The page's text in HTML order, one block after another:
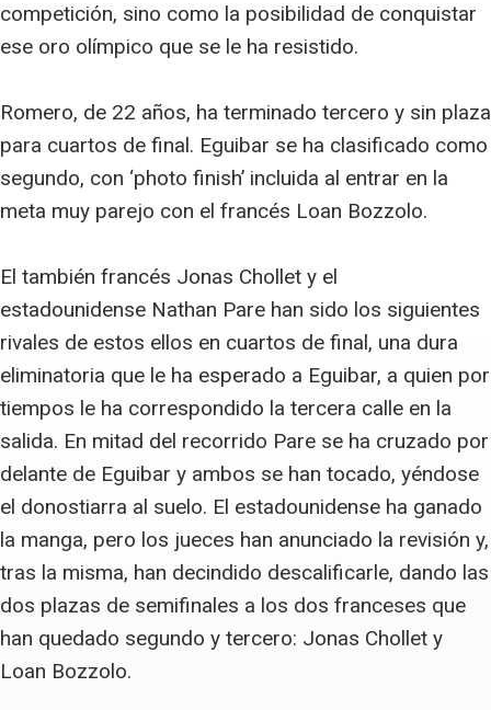
competición, sino como la posibilidad de conquistar
ese oro olímpico que se le ha resistido.
Romero, de 22 años, ha terminado tercero y sin plaza
para cuartos de final. Eguibar se ha clasificado como
segundo, con ‘photo finish’ incluida al entrar en la
meta muy parejo con el francés Loan Bozzolo.
El también francés Jonas Chollet y el
estadounidense Nathan Pare han sido los siguientes
rivales de estos ellos en cuartos de final, una dura
eliminatoria que le ha esperado a Eguibar, a quien por
tiempos le ha correspondido la tercera calle en la
salida. En mitad del recorrido Pare se ha cruzado por
delante de Eguibar y ambos se han tocado, yéndose
el donostiarra al suelo. El estadounidense ha ganado
la manga, pero los jueces han anunciado la revisión y,
tras la misma, han decindido descalificarle, dando las
dos plazas de semifinales a los dos franceses que
han quedado segundo y tercero: Jonas Chollet y
Loan Bozzolo.